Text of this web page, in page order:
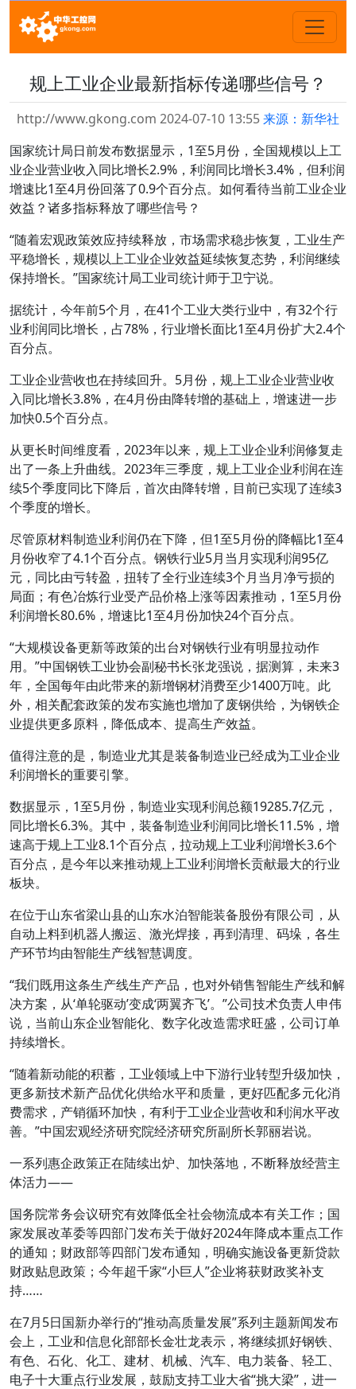
规上工业企业最新指标传递哪些信号？
http://www.gkong.com 2024-07-10 13:55来源：新华社
国家统计局日前发布数据显示，1至5月份，全国规模以上工
业企业营业收入同比增长2.9%，利润同比增长3.4%，但利润
增速比1至4月份回落了0.9个百分点。如何看待当前工业企业
效益？诸多指标释放了哪些信号？
“随着宏观政策效应持续释放，市场需求稳步恢复，工业生产
平稳增长，规模以上工业企业效益延续恢复态势，利润继续
保持增长。”国家统计局工业司统计师于卫宁说。
据统计，今年前5个月，在41个工业大类行业中，有32个行
业利润同比增长，占78%，行业增长面比1至4月份扩大2.4个
百分点。
工业企业营收也在持续回升。5月份，规上工业企业营业收
入同比增长3.8%，在4月份由降转增的基础上，增速进一步
加快0.5个百分点。
从更长时间维度看，2023年以来，规上工业企业利润修复走
出了一条上升曲线。2023年三季度，规上工业企业利润在连
续5个季度同比下降后，首次由降转增，目前已实现了连续3
个季度的增长。
尽管原材料制造业利润仍在下降，但1至5月份的降幅比1至4
月份收窄了4.1个百分点。钢铁行业5月当月实现利润95亿
元，同比由亏转盈，扭转了全行业连续3个月当月净亏损的
局面；有色冶炼行业受产品价格上涨等因素推动，1至5月份
利润增长80.6%，增速比1至4月份加快24个百分点。
“大规模设备更新等政策的出台对钢铁行业有明显拉动作
用。”中国钢铁工业协会副秘书长张龙强说，据测算，未来3
年，全国每年由此带来的新增钢材消费至少1400万吨。此
外，相关配套政策的发布实施也增加了废钢供给，为钢铁企
业提供更多原料，降低成本、提高生产效益。
值得注意的是，制造业尤其是装备制造业已经成为工业企业
利润增长的重要引擎。
数据显示，1至5月份，制造业实现利润总额19285.7亿元，
同比增长6.3%。其中，装备制造业利润同比增长11.5%，增
速高于规上工业8.1个百分点，拉动规上工业利润增长3.6个
百分点，是今年以来推动规上工业利润增长贡献最大的行业
板块。
在位于山东省梁山县的山东水泊智能装备股份有限公司，从
自动上料到机器人搬运、激光焊接，再到清理、码垛，各生
产环节均由智能生产线智慧调度。
“我们既用这条生产线生产产品，也对外销售智能生产线和解
决方案，从‘单轮驱动’变成‘两翼齐飞’。”公司技术负责人申伟
说，当前山东企业智能化、数字化改造需求旺盛，公司订单
持续增长。
“随着新动能的积蓄，工业领域上中下游行业转型升级加快，
更多新技术新产品优化供给水平和质量，更好匹配多元化消
费需求，产销循环加快，有利于工业企业营收和利润水平改
善。”中国宏观经济研究院经济研究所副所长郭丽岩说。
一系列惠企政策正在陆续出炉、加快落地，不断释放经营主
体活力——
国务院常务会议研究有效降低全社会物流成本有关工作；国
家发展改革委等四部门发布关于做好2024年降成本重点工作
的通知；财政部等四部门发布通知，明确实施设备更新贷款
财政贴息政策；今年超千家“小巨人”企业将获财政奖补支
持……
在7月5日国新办举行的“推动高质量发展”系列主题新闻发布
会上，工业和信息化部部长金壮龙表示，将继续抓好钢铁、
有色、石化、化工、建材、机械、汽车、电力装备、轻工、
电子十大重点行业发展，鼓励支持工业大省“挑大梁”，进一